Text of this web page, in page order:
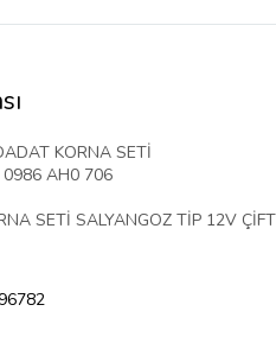
KORNA SETİ
0986 AH0 706
SETİ SALYANGOZ TİP 12V